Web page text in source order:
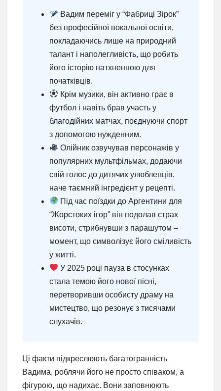
Вадим переміг у “Фабриці Зірок”
без професійної вокальної освіти,
покладаючись лише на природний
талант і наполегливість, що робить
його історію натхненною для
початківців.
Крім музики, він активно грає в
футбол і навіть брав участь у
благодійних матчах, поєднуючи спорт
з допомогою нужденним.
Олійник озвучував персонажів у
популярних мультфільмах, додаючи
свій голос до дитячих улюбленців,
наче таємний інгредієнт у рецепті.
Під час поїздки до Аргентини для
“Жорстоких ігор” він подолав страх
висоти, стрибнувши з парашутом –
момент, що символізує його сміливість
у житті.
У 2025 році пауза в стосунках
стала темою його нової пісні,
перетворивши особисту драму на
мистецтво, що резонує з тисячами
слухачів.
Ці факти підкреслюють багатогранність
Вадима, роблячи його не просто співаком, а
фігурою, що надихає. Вони заповнюють